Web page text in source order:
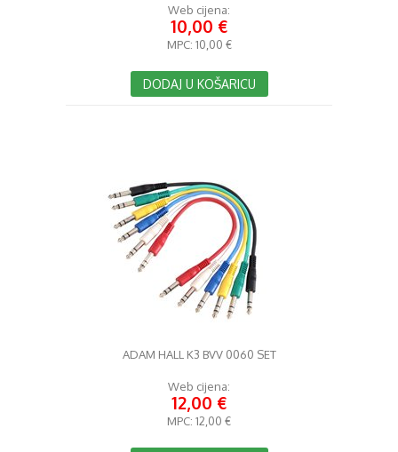
Web cijena:
10,00 €
MPC: 10,00 €
DODAJ U KOŠARICU
ADAM HALL K3 BVV 0060 SET
Web cijena:
12,00 €
MPC: 12,00 €